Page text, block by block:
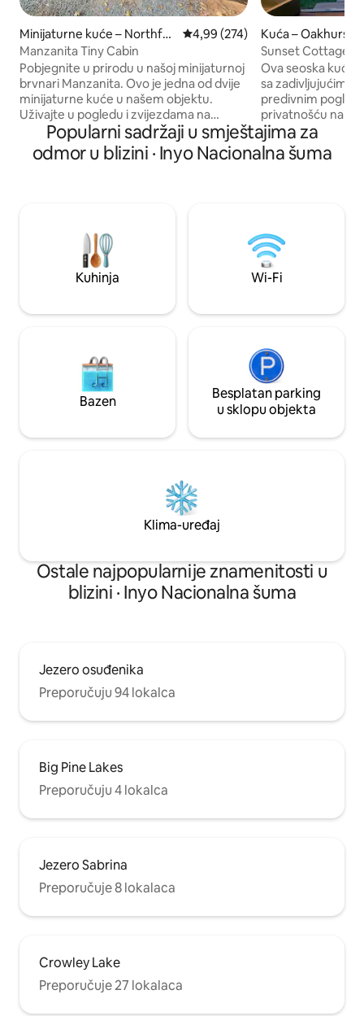
Minijaturne kuće – Northfor
k
Prosječna ocjena: 4,99/5,
4,99 (274)
Manzanita Tiny Cabin
Pobjegnite u prirodu u našoj minijaturnoj
brvnari Manzanita. Ovo je jedna od dvije
minijaturne kuće u našem objektu.
Uživajte u pogledu i zvijezdama na
mirnim 24 hektara ove brvnare.
Smješten 4,2 milje do jezera Bass, 23
milje do Yosemite South Gate Entrancea
potkrovlje za spavanje s bračnim
madracem. Vanjski prostor savršen je za
opuštanje, promatranje zvijezda ili
igranje terena za disc golf sa 6 rupa.
Kuća – Oakhurst
Sunset Cottage u
Ova seoska
sa zadivljujućim
predivnim
privatnošću na
Uživajte u
sjedenje vani ili
vatru u ovom
do Bass Lakea,
u Yosemite i 1 sat
Valleyja. Vratite
sunca!
Popularni sadržaji u smještajima za
odmor u blizini · Inyo Nacionalna šuma
Kuhinja Wi-Fi
Bazen
Besplatan parking
u sklopu objekta
Klima-uređaj
Ostale najpopularnije znamenitosti u
blizini · Inyo Nacionalna šuma
Jezero osuđenika
Preporučuju 94 lokalca
Big Pine Lakes
Preporučuju 4 lokalca
Jezero Sabrina
Preporučuje 8 lokalaca
Crowley Lake
Preporučuje 27 lokalaca